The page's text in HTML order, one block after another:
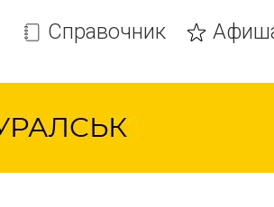
Справочник